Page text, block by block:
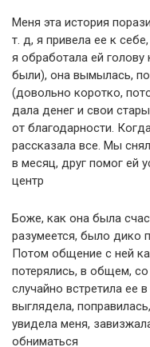
Меня эта история
т. д, я привела ее к
я обработала ей
были), она вымылась,
(довольно коротко,
дала денег и свои
от благодарности.
рассказала все. Мы
в месяц, друг помог ей
центр
Боже, как она была
разумеется, было дико
Потом общение с ней
потерялись, в общем,
случайно встретила ее
выглядела,
увидела меня,
обниматься